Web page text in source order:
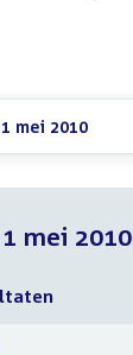
mei 2010
mei 2010